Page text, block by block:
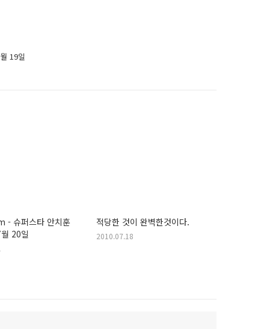
19일
- 슈퍼스타 안치훈
20일
적당한 것이 완벽한것이다.
2010.07.18